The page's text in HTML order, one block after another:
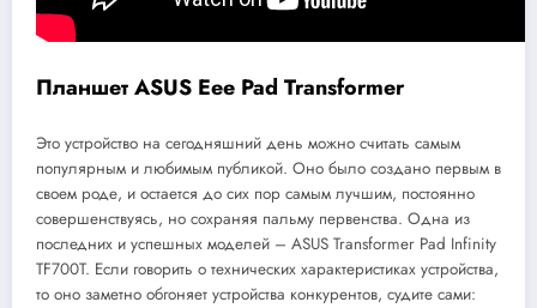
Планшет ASUS Eee Pad Transformer
Это устройство на сегодняшний день можно считать самым
популярным и любимым публикой. Оно было создано первым в
своем роде, и остается до сих пор самым лучшим, постоянно
совершенствуясь, но сохраняя пальму первенства. Одна из
последних и успешных моделей – ASUS Transformer Pad Infinity
TF700T. Если говорить о технических характеристиках устройства,
то оно заметно обгоняет устройства конкурентов, судите сами: